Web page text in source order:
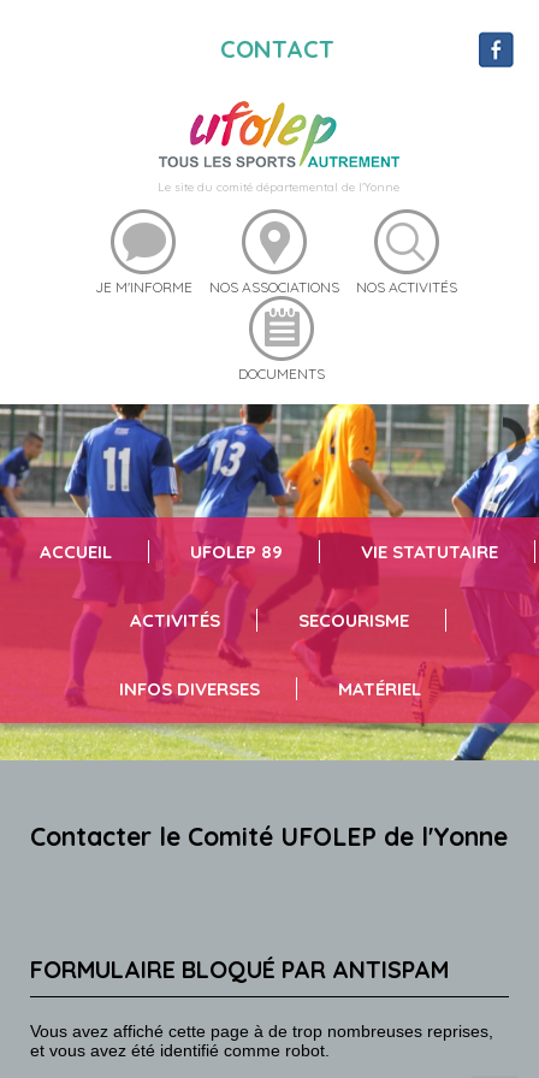
CONTACT
Le site du comité départemental de l'Yonne
JE M'INFORME NOS ASSOCIATIONS NOS ACTIVITÉS
DOCUMENTS
UFOSEBOUGER
séances de sport cliquez ici
UFO STREET 89
infos et inscriptions en suivant le lien
RÉSERVEZ DU MATÉRIEL
vous pouvez résrever du matériel en suivant le lien
ACCUEIL UFOLEP 89 VIE STATUTAIRE
ACTIVITÉS SECOURISME
INFOS DIVERSES MATÉRIEL
Contacter le Comité UFOLEP de l'Yonne
FORMULAIRE BLOQUÉ PAR ANTISPAM
Vous avez affiché cette page à de trop nombreuses reprises,
et vous avez été identifié comme robot.